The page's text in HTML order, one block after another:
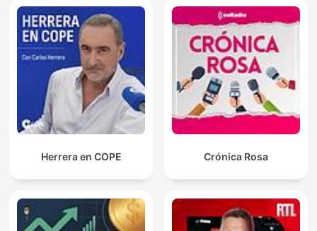
Herrera en COPE Crónica Rosa